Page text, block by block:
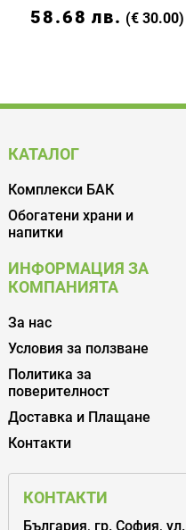
58.68 лв. (€ 30.00)
КАТАЛОГ
Комплекси БАК
Обогатени храни и
напитки
ИНФОРМАЦИЯ ЗА
КОМПАНИЯТА
За нас
Условия за ползване
Политика за
поверителност
Доставка и Плащане
Контакти
КОНТАКТИ
България, гр. София,